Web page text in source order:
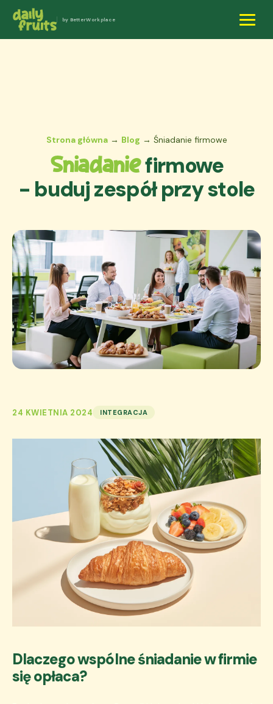
by BetterWorkplace
Strona główna→ Blog → Śniadanie firmowe
Sniadaniefirmowe
- buduj zespół przy stole
24 KWIETNIA 2024 INTEGRACJA
Dlaczego wspólne śniadanie w firmie
się opłaca?